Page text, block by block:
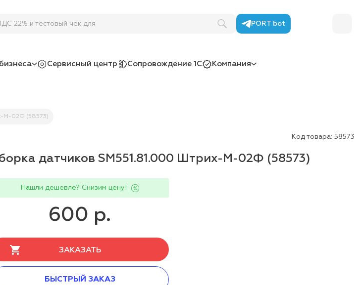
22% и тестовый чек для пок PORT bot
Сервисный центр Сопровождение 1С Компания
М-02Ф (58573)
Код товара: 58573
датчиков SM551.81.000 Штрих-М-02Ф (58573)
Нашли дешевле? Снизим цену!
600 р.
ЗАКАЗАТЬ
БЫСТРЫЙ ЗАКАЗ